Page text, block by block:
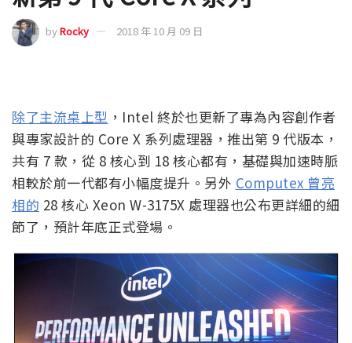
byRocky 2018 年 10 月 09 日
除了主流桌上型 ，Intel 終於也更新了專為內容創作者
與專家設計的 Core X 系列處理器，推出第 9 代版本，
共有 7 款，從 8 核心到 18 核心都有，基礎與加速時脈
相較於前一代都有小幅度提升。另外 Computex 曾亮
相的 28 核心 Xeon W-3175X 處理器也公布更詳細的細
節了，預計年底正式登場。